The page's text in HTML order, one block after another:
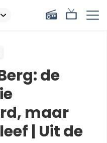
de
maar
| Uit de